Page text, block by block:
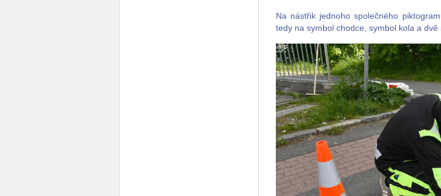
Na nástřik jednoho společného
tedy na symbol chodce, symbol kola a